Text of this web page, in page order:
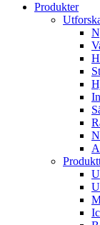
Produkter